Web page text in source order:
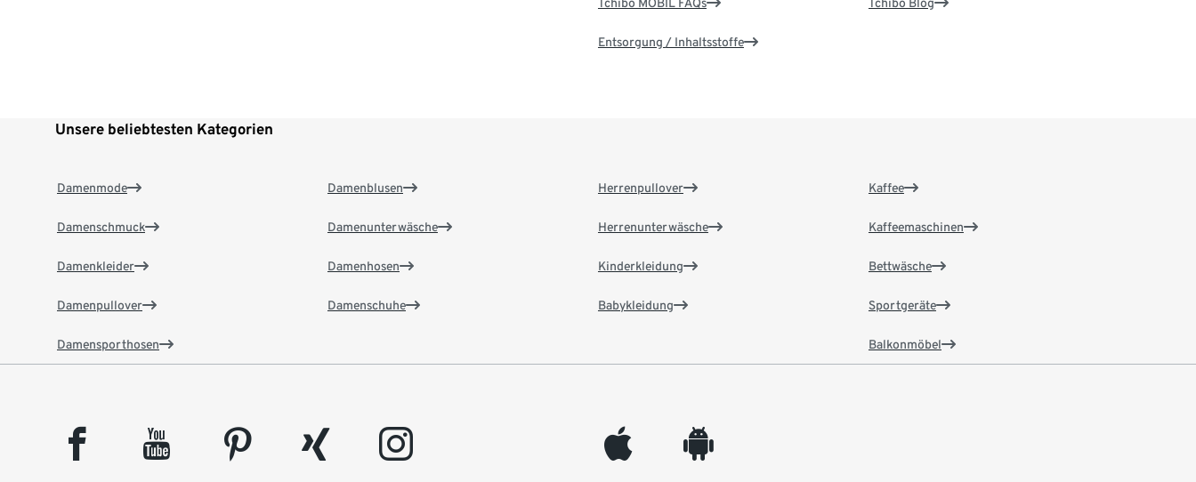
Entsorgung / Inhaltsstoffe
Unsere beliebtesten Kategorien
Damenmode
Damenschmuck
Damenkleider
Damenpullover
Damensporthosen
Damenblusen
Damenunterwäsche
Damenhosen
Damenschuhe
Herrenpullover
Herrenunterwäsche
Kinderkleidung
Babykleidung
Kaffee
Kaffeemaschinen
Bettwäsche
Sportgeräte
Balkonmöbel
facebook youtube pinterest xing instagram appleinc android